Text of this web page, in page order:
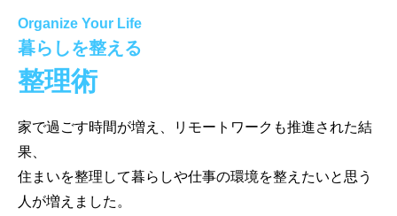
Organize Your Life
暮らしを整える
整理術
家で過ごす時間が増え、リモートワークも推進された結
果、
住まいを整理して暮らしや仕事の環境を整えたいと思う
人が増えました。